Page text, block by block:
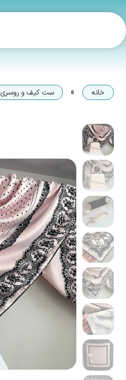
خانه » ست کیف و روسری